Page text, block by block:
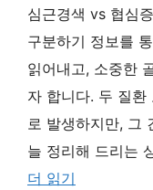
심근경색 vs 협심
구분하기 정보를
읽어내고, 소중한
자 합니다. 두 질환
로 발생하지만, 그
늘 정리해 드리는
더 읽기